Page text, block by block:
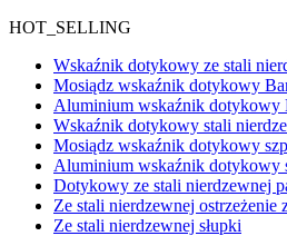
HOT_SELLING
Wskaźnik dotykowy ze stali
Mosiądz wskaźnik dotykowy
Aluminium wskaźnik dotykowy
Wskaźnik dotykowy stali
Mosiądz wskaźnik dotykowy
Aluminium wskaźnik dotykowy
Dotykowy ze stali nierdzewnej
Ze stali nierdzewnej ostrzeżenie
Ze stali nierdzewnej słupki